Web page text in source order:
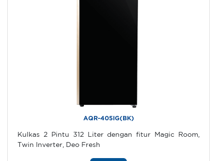
AQR-405IG(BK)
Kulkas 2 Pintu 312 Liter dengan fitur Magic Room,
Twin Inverter, Deo Fresh